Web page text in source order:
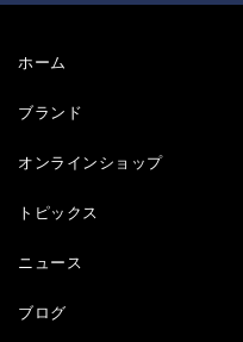
ホーム
ブランド
オンラインショップ
トピックス
ニュース
ブログ